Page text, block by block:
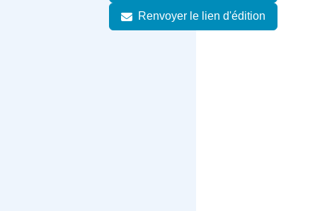
Renvoyer le lien d'édition